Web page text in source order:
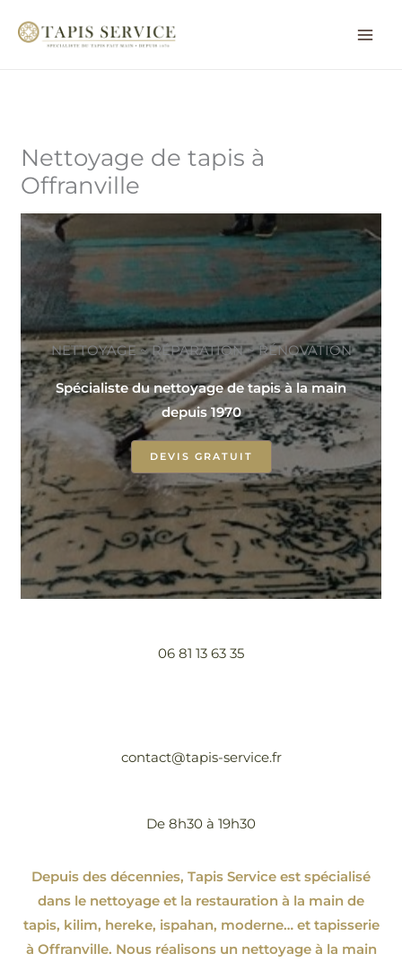
Nettoyage de tapis à
Offranville
NETTOYAGE ~ RÉPARATION ~ RÉNOVATION
Spécialiste du nettoyage de tapis à la main
depuis 1970
DEVIS GRATUIT
06 81 13 63 35
contact@tapis-service.fr
De 8h30 à 19h30
Depuis des décennies, Tapis Service est spécialisé
dans le nettoyage et la restauration à la main de
tapis, kilim, hereke, ispahan, moderne…et tapisserie
à Offranville. Nous réalisons un nettoyage à la main